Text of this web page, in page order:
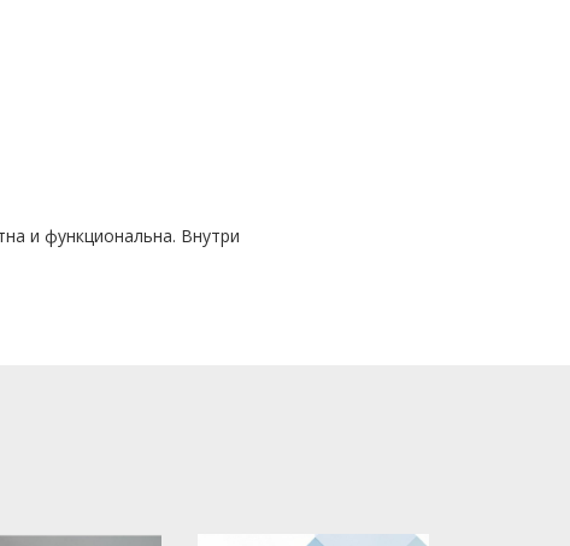
и функциональна. Внутри